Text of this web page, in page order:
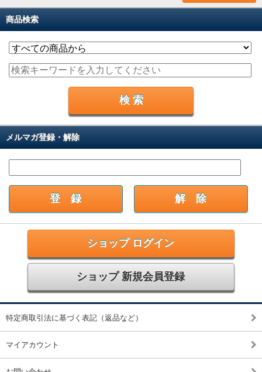
商品検索
メルマガ登録・解除
ショップ ログイン
ショップ 新規会員登録
特定商取引法に基づく表記（返品など）
マイアカウント